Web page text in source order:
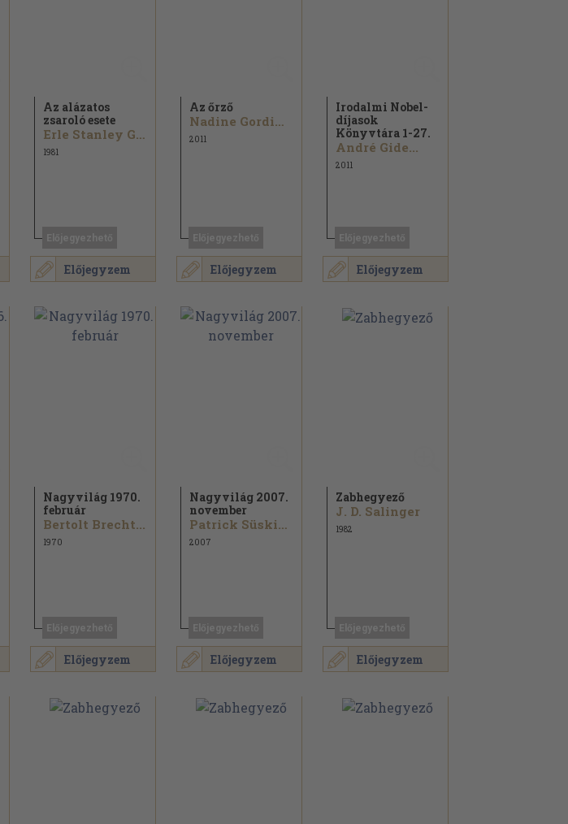
Előjegyzem
Az alázatos
zsaroló esete
Erle Stanley Gardner
1981
Előjegyzem
Az őrző
Nadine Gordimer
2011
Előjegyzem
Irodalmi Nobel-
díjasok
Könyvtára 1-27.
André Gide...
2011
Előjegyzem
Nagyvilág 1970.
február
Bertolt Brecht...
1970
Előjegyzem
Nagyvilág 2007.
november
Patrick Süskind...
2007
Előjegyzem
Zabhegyező
J. D. Salinger
1982